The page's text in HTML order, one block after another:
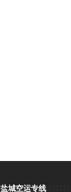
盐城空运专线